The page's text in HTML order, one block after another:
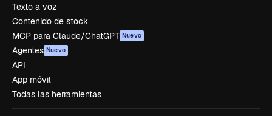
Texto a voz
Contenido de stock
MCP para Claude/ChatGPT Nuevo
Agentes Nuevo
API
App móvil
Todas las herramientas